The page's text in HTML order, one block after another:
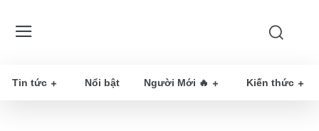
Tin tức Nổi bật Người Mới 🔥 Kiến thức